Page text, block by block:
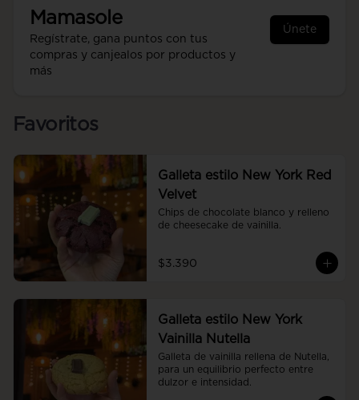
Mamasole
Regístrate, gana puntos con tus
compras y canjealos por productos y
más
Únete
Favoritos
Galleta estilo New York Red
Velvet
Chips de chocolate blanco y relleno
de cheesecake de vainilla.
$3.390
Galleta estilo New York
Vainilla Nutella
Galleta de vainilla rellena de Nutella,
para un equilibrio perfecto entre
dulzor e intensidad.